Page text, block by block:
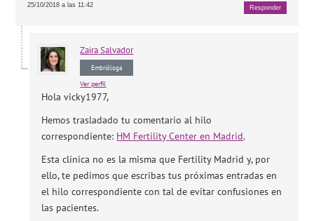
25/10/2018 a las 11:42 Responder
Zaira Salvador
Embrióloga
Ver perfil
Hola vicky1977,
Hemos trasladado tu comentario al hilo
correspondiente: HM Fertility Center en Madrid.
Esta clínica no es la misma que Fertility Madrid y, por
ello, te pedimos que escribas tus próximas entradas en
el hilo correspondiente con tal de evitar confusiones en
las pacientes.